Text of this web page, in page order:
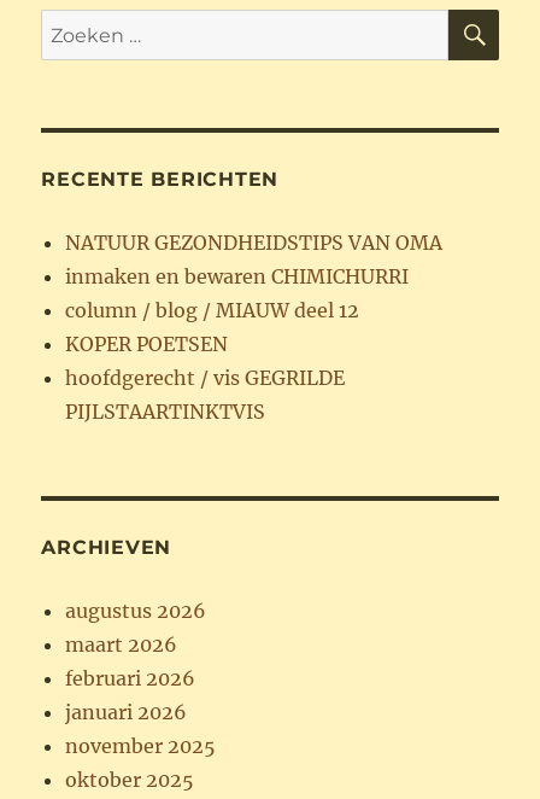
Zoeken
naar:
RECENTE BERICHTEN
NATUUR GEZONDHEIDSTIPS VAN OMA
inmaken en bewaren CHIMICHURRI
column / blog / MIAUW deel 12
KOPER POETSEN
hoofdgerecht / vis GEGRILDE
PIJLSTAARTINKTVIS
ARCHIEVEN
augustus 2026
maart 2026
februari 2026
januari 2026
november 2025
oktober 2025